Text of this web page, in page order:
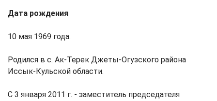
Дата рождения
10 мая 1969 года.
Родился в с. Ак-Терек Джеты-Огузского района
Иссык-Кульской области.
С 3 января 2011 г. - заместитель председателя